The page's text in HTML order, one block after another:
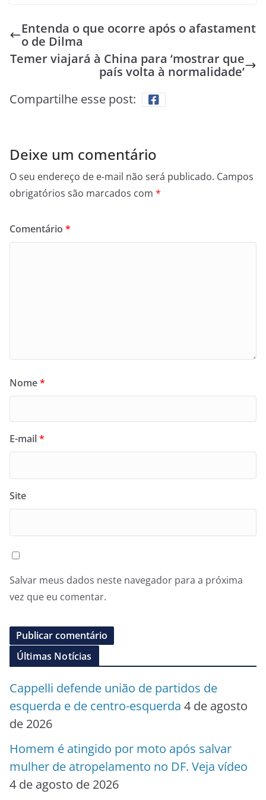
Entenda o que ocorre após o afastament
o de Dilma
Temer viajará à China para ‘mostrar que
país volta à normalidade’
Compartilhe esse post:
Deixe um comentário
O seu endereço de e-mail não será publicado. Campos
obrigatórios são marcados com *
Comentário *
Nome*
E-mail*
Site
Salvar meus dados neste navegador para a próxima
vez que eu comentar.
Últimas Notícias
Cappelli defende união de partidos de
esquerda e de centro-esquerda 4 de agosto
de 2026
Homem é atingido por moto após salvar
mulher de atropelamento no DF. Veja vídeo
4 de agosto de 2026